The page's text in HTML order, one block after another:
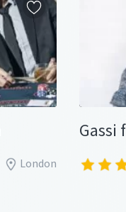
London